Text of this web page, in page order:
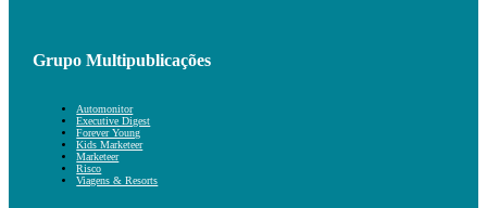
Grupo Multipublicações
Automonitor
Executive Digest
Forever Young
Kids Marketeer
Marketeer
Risco
Viagens & Resorts